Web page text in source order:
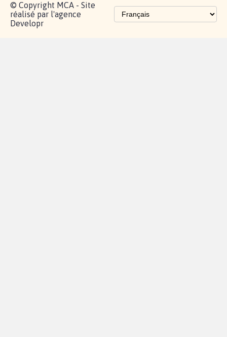
© Copyright MCA - Site
réalisé par l'agence
Developr